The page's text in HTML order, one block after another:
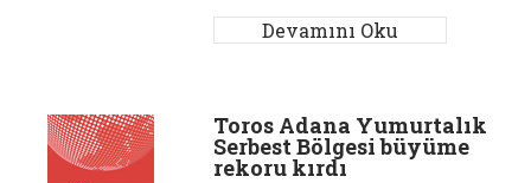
Devamını Oku
Toros Adana Yumurtalık
Serbest Bölgesi büyüme
rekoru kırdı